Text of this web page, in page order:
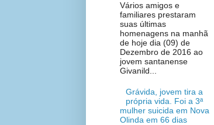
Vários amigos e
familiares prestaram
suas últimas
homenagens na manhã
de hoje dia (09) de
Dezembro de 2016 ao
jovem santanense
Givanild...
Grávida, jovem tira a
própria vida. Foi a 3ª
mulher suicida em Nova
Olinda em 66 dias